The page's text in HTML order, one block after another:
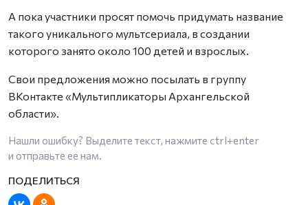
А пока участники просят помочь придумать название
такого уникального мультсериала, в создании
которого занято около 100 детей и взрослых.
Свои предложения можно посылать в группу
ВКонтакте «Мультипликаторы Архангельской
области».
Нашли ошибку? Выделите текст, нажмите ctrl+enter
и отправьте ее нам.